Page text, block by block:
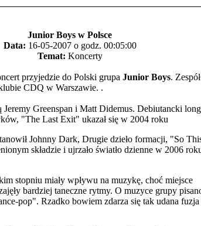
Junior Boys w Polsce
Data: 16-05-2007 o godz. 00:05:00
Temat: Koncerty
przyjedzie do Polski grupa Junior Boys.
CDQ w Warszawie. .
Jeremy Greenspan i Matt Didemus. Debiutancki
"The Last Exit" ukazał się w 2004 roku
Johnny Dark, Drugie dzieło formacji, "So
składzie i ujrzało światło dzienne w 2006
stopniu miały wpływu na muzykę, choć miejsce
bardziej taneczne rytmy. O muzyce grupy
pop". Rzadko bowiem zdarza się tak udana